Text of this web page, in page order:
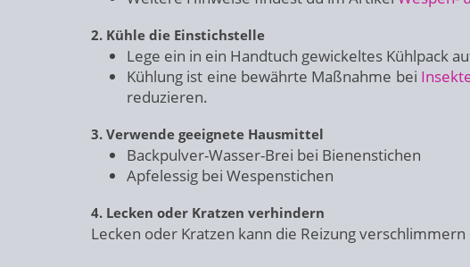
2. Kühle die Einstichstelle
Lege ein in ein Handtuch gewickeltes Kühlpack
Kühlung ist eine bewährte Maßnahme bei
reduzieren.
3. Verwende geeignete Hausmittel
Backpulver-Wasser-Brei bei Bienenstichen
Apfelessig bei Wespenstichen
4. Lecken oder Kratzen verhindern
Lecken oder Kratzen kann die Reizung